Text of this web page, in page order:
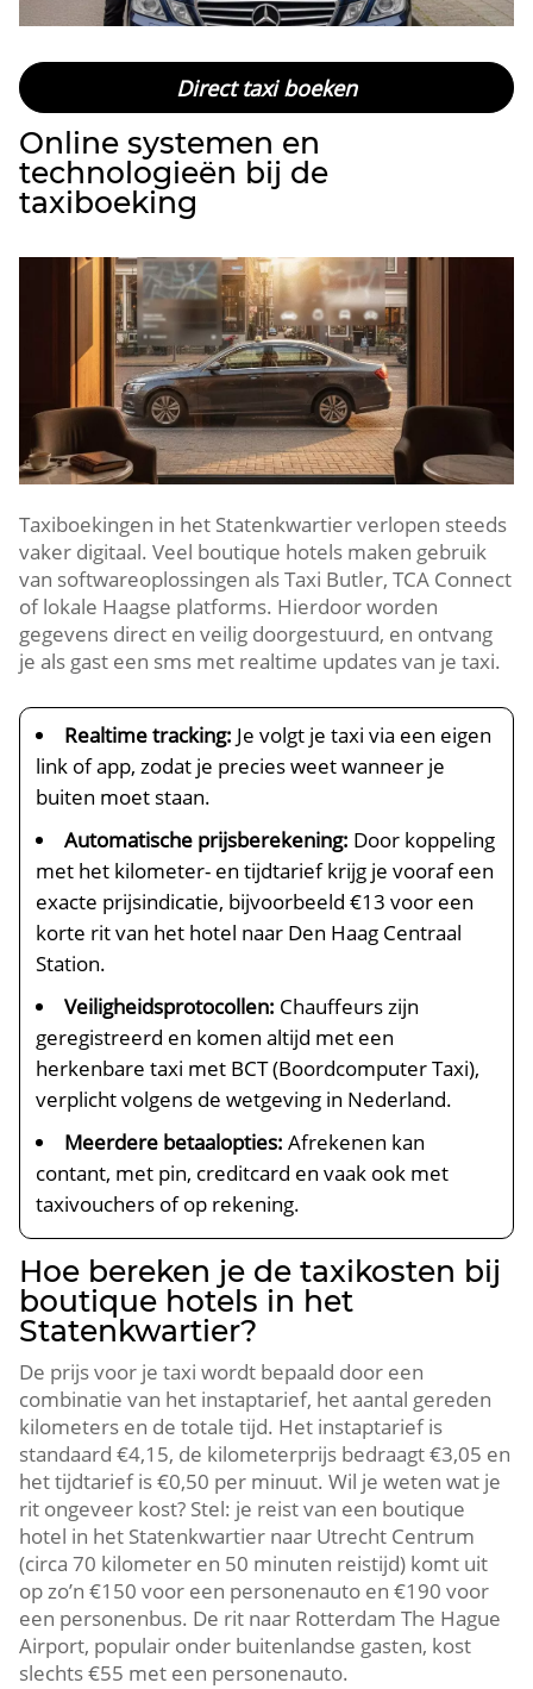
Direct taxi boeken
Online systemen en
technologieën bij de
taxiboeking
Taxiboekingen in het Statenkwartier verlopen steeds
vaker digitaal. Veel boutique hotels maken gebruik
van softwareoplossingen als Taxi Butler, TCA Connect
of lokale Haagse platforms. Hierdoor worden
gegevens direct en veilig doorgestuurd, en ontvang
je als gast een sms met realtime updates van je taxi.
Realtime tracking: Je volgt je taxi via een eigen
link of app, zodat je precies weet wanneer je
buiten moet staan.
Automatische prijsberekening: Door koppeling
met het kilometer- en tijdtarief krijg je vooraf een
exacte prijsindicatie, bijvoorbeeld €13 voor een
korte rit van het hotel naar Den Haag Centraal
Station.
Veiligheidsprotocollen: Chauffeurs zijn
geregistreerd en komen altijd met een
herkenbare taxi met BCT (Boordcomputer Taxi),
verplicht volgens de wetgeving in Nederland.
Meerdere betaalopties: Afrekenen kan
contant, met pin, creditcard en vaak ook met
taxivouchers of op rekening.
Hoe bereken je de taxikosten bij
boutique hotels in het
Statenkwartier?
De prijs voor je taxi wordt bepaald door een
combinatie van het instaptarief, het aantal gereden
kilometers en de totale tijd. Het instaptarief is
standaard €4,15, de kilometerprijs bedraagt €3,05 en
het tijdtarief is €0,50 per minuut. Wil je weten wat je
rit ongeveer kost? Stel: je reist van een boutique
hotel in het Statenkwartier naar Utrecht Centrum
(circa 70 kilometer en 50 minuten reistijd) komt uit
op zo’n €150 voor een personenauto en €190 voor
een personenbus. De rit naar Rotterdam The Hague
Airport, populair onder buitenlandse gasten, kost
slechts €55 met een personenauto.